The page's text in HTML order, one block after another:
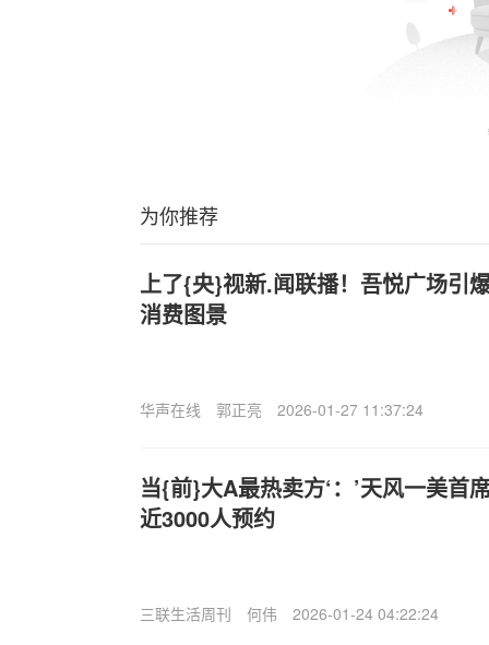
为你推荐
上了{央}视新.闻联播！吾悦广场引
消费图景
华声在线 郭正亮 2026-01-27 11:37:24
当{前}大A最热卖方‘：’天风一美首
近3000人预约
三联生活周刊 何伟 2026-01-24 04:22:24